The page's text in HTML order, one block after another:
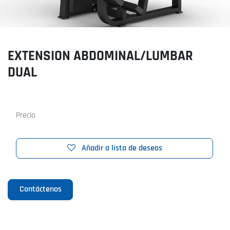
EXTENSION ABDOMINAL/LUMBAR
DUAL
Añadir a lista de deseos
Precio
Contáctenos